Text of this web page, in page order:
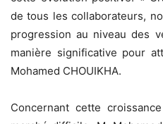
de tous les collaborateurs,
progression au niveau des
manière significative pour
Mohamed CHOUIKHA.
Concernant cette